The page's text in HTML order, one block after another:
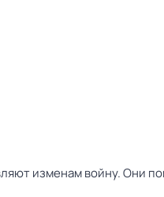
изменам войну. Они